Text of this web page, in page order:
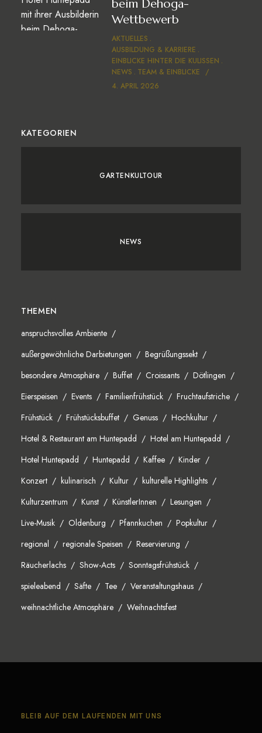
beim Dehoga-
Wettbewerb
AKTUELLES
AUSBILDUNG & KARRIERE
EINBLICKE HINTER DIE KULISSEN
NEWS
TEAM & EINBLICKE
4. APRIL 2026
KATEGORIEN
GARTENKULTOUR
NEWS
THEMEN
anspruchsvolles Ambiente
außergewöhnliche Darbietungen
Begrüßungssekt
besondere Atmosphäre
Buffet Croissants
Dötlingen
Eierspeisen
Events Familienfrühstück
Fruchtaufstriche
Frühstück
Frühstücksbuffet Genuss
Hochkultur
Hotel & Restaurant am Huntepadd
Hotel am Huntepadd
Hotel Huntepadd
Huntepadd Kaffee
Kinder
Konzert
kulinarisch Kultur
kulturelle Highlights
Kulturzentrum
Kunst KünstlerInnen
Lesungen
Live-Musik
Oldenburg Pfannkuchen
Popkultur
regional
regionale Speisen
Reservierung
Räucherlachs
Show-Acts
Sonntagsfrühstück
spieleabend
Säfte Tee
Veranstaltungshaus
weihnachtliche Atmosphäre
Weihnachtsfest
BLEIB AUF DEM LAUFENDEN MIT UNS